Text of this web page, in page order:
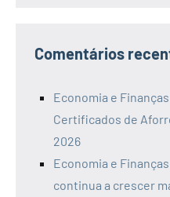
Comentários
Economia e Finanças
Certificados de
2026
Economia e Finanças
continua a crescer